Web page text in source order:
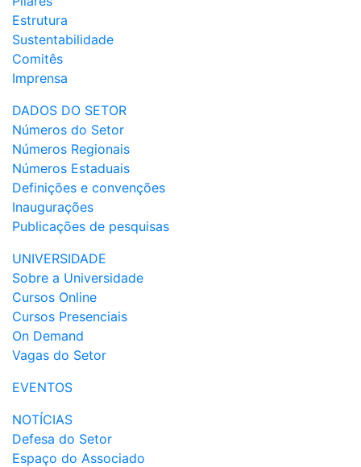
Estrutura
Sustentabilidade
Comitês
Imprensa
DADOS DO SETOR
Números do Setor
Números Regionais
Números Estaduais
Definições e convenções
Inaugurações
Publicações de pesquisas
UNIVERSIDADE
Sobre a Universidade
Cursos Online
Cursos Presenciais
On Demand
Vagas do Setor
EVENTOS
NOTÍCIAS
Defesa do Setor
Espaço do Associado